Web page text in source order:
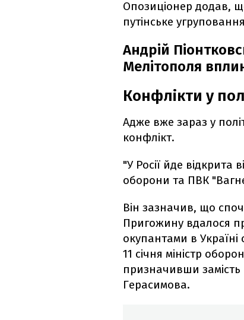
Опозиціонер додав,
путінське
Андрій
Мелітополя
Конфлікти у
Адже вже зараз у
конфлікт.
"У Росії йде відкрита
оборони та ПВК
Він зазначив, що
Пригожину вдалося
окупантами в
11 січня міністр
призначивши замість
Герасимова.